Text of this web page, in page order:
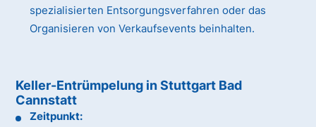
spezialisierten Entsorgungsverfahren oder das
Organisieren von Verkaufsevents beinhalten.
Keller-Entrümpelung in Stuttgart Bad
Cannstatt
Zeitpunkt: